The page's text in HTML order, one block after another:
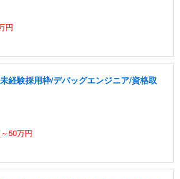
円
経験採用枠/デバッグエンジニア/資格取
50万円